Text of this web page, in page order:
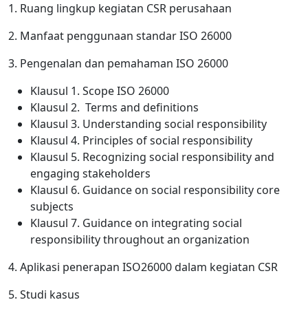
1. Ruang lingkup kegiatan CSR perusahaan
2. Manfaat penggunaan standar ISO 26000
3. Pengenalan dan pemahaman ISO 26000
Klausul 1. Scope ISO 26000
Klausul 2. Terms and definitions
Klausul 3. Understanding social responsibility
Klausul 4. Principles of social responsibility
Klausul 5. Recognizing social responsibility and
engaging stakeholders
Klausul 6. Guidance on social responsibility core
subjects
Klausul 7. Guidance on integrating social
responsibility throughout an organization
4. Aplikasi penerapan ISO26000 dalam kegiatan CSR
5. Studi kasus